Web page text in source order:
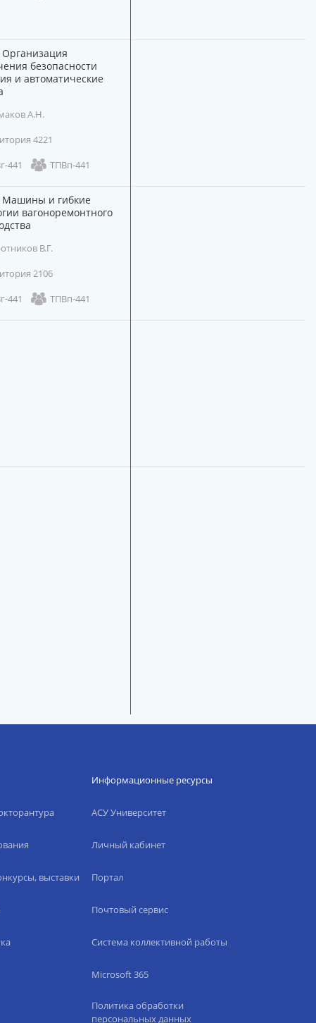
Организация
безопасности
и автоматические
А.Н.
4221
441
ТПВп-441
Машины и гибкие
вагоноремонтного
В.Г.
2106
441
ТПВп-441
выставки
Информационные ресурсы
АСУ Университет
Личный кабинет
Портал
Почтовый сервис
Система коллективной работы
Microsoft 365
Политика обработки
персональных данных